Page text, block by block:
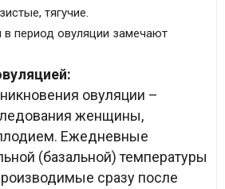
тягучие.
период овуляции замечают
овуляции –
женщины,
Ежедневные
(базальной) температуры
сразу после